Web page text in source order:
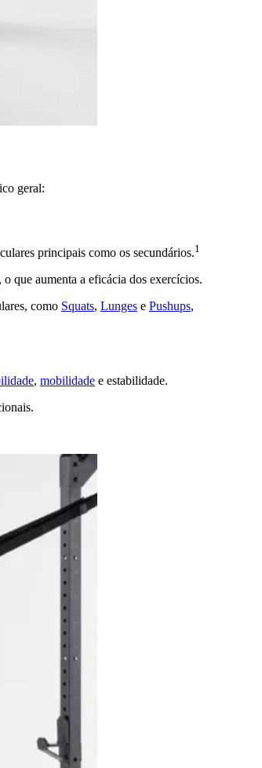
geral:
principais como os secundários.1
que aumenta a eficácia dos exercícios.
como Squats, Lunges e Pushups,
, mobilidade e estabilidade.